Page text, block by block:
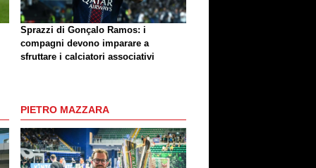
Sprazzi di Gonçalo Ramos: i
compagni devono imparare a
sfruttare i calciatori associativi
PIETRO MAZZARA